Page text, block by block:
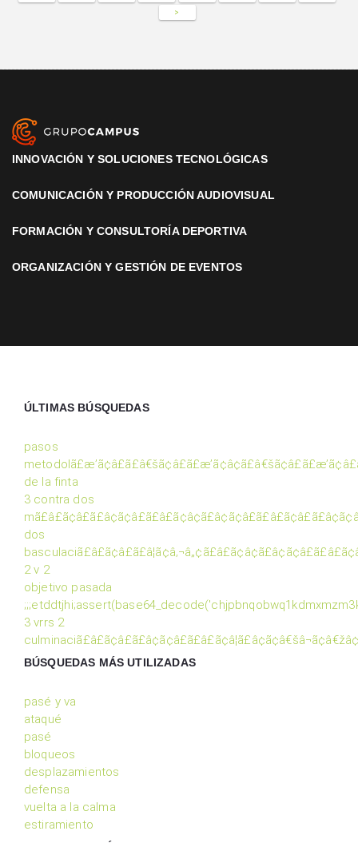
>
INNOVACIÓN Y SOLUCIONES TECNOLÓGICAS
COMUNICACIÓN Y PRODUCCIÓN AUDIOVISUAL
FORMACIÓN Y CONSULTORÍA DEPORTIVA
ORGANIZACIÓN Y GESTIÓN DE EVENTOS
ÚLTIMAS BÚSQUEDAS
pasos
de la finta
3 contra dos
dos
2 v 2
objetivo pasada
3 vrrs 2
BÚSQUEDAS MÁS UTILIZADAS
pasé y va
ataqué
pasé
bloqueos
desplazamientos
defensa
vuelta a la calma
estiramiento